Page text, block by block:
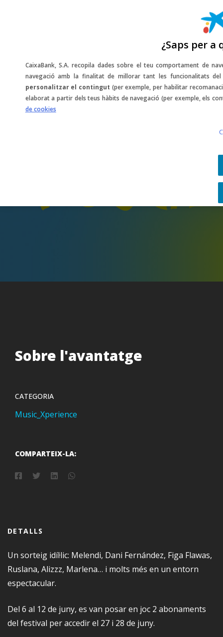
¿Saps per a
CaixaBank, S.A. recopila dades sobre el teu comportament de
navegació amb la finalitat de millorar tant les funcionalitats
personalitzar el contingut (per exemple, per habilitar
elaborat a partir dels teus hàbits de navegació (per exemple, els
de cookies
SORTEO
Idilic Festival
Sobre l'avantatge
CATEGORIA
Music_Xperience
COMPARTEIX-LA:
DETALLS
Un sorteig idíl·lic: Melendi, Dani Fernández, Figa Flawas,
Ruslana, Alizzz, Marlena… i molts més en un entorn
espectacular.
Del 6 al 12 de juny, es van posar en joc 2 abonaments
del festival per accedir el 27 i 28 de juny.